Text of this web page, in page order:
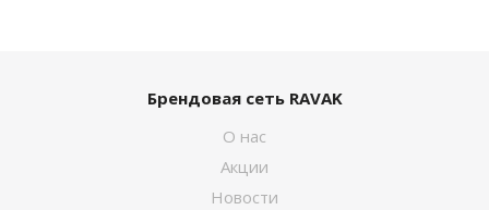
Брендовая сеть RAVAK
О нас
Акции
Новости